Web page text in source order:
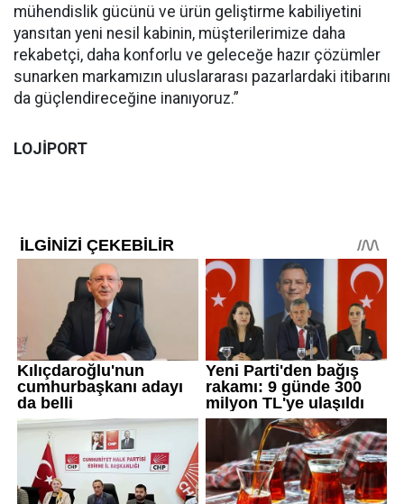
mühendislik gücünü ve ürün geliştirme kabiliyetini
yansıtan yeni nesil kabinin, müşterilerimize daha
rekabetçi, daha konforlu ve geleceğe hazır çözümler
sunarken markamızın uluslararası pazarlardaki itibarını
da güçlendireceğine inanıyoruz.”
LOJİPORT